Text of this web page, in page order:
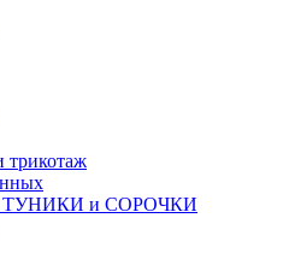
трикотаж
и СОРОЧКИ